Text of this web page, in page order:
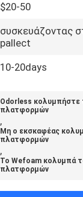
$20-50
συσκευάζοντας
pallect
10-20days
Odorless κολυμπήστε
πλατφορμών
,
Μη ο εκσκαφέας
πλατφορμών
,
Το Wefoam κολυμπά
πλατφορμών